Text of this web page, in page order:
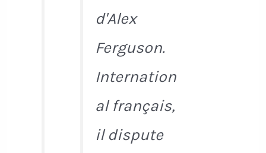
d'Alex
Ferguson.
Internation
al français,
il dispute